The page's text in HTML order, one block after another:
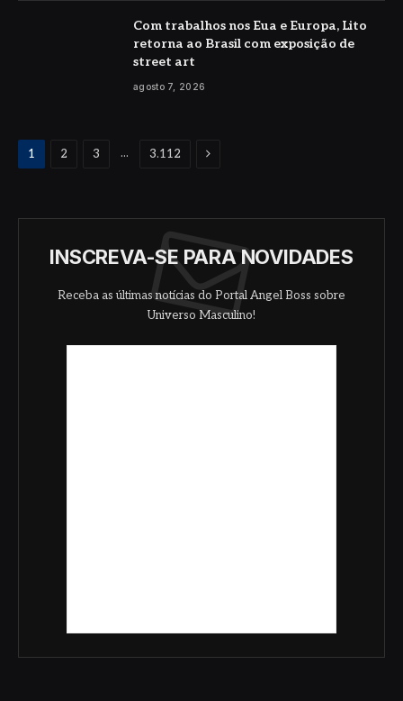
Com trabalhos nos Eua e Europa, Lito
retorna ao Brasil com exposição de
street art
agosto 7, 2026
1 2 3 ... 3.112 Proximo
INSCREVA-SE PARA NOVIDADES
Receba as últimas notícias do Portal Angel Boss sobre
Universo Masculino!